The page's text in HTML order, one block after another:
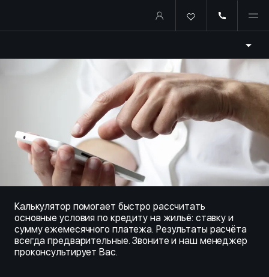
Купить квартиру в ипотеку
Калькулятор помогает быстро рассчитать
основные условия по кредиту на жильё: ставку и
сумму ежемесячного платежа. Результаты расчёта
всегда предварительные. Звоните и наш менеджер
проконсультирует Вас.